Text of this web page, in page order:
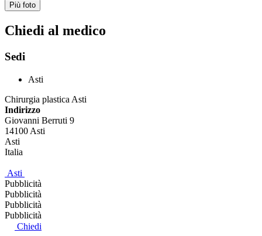
Più foto
Chiedi al medico
Sedi
Asti
Chirurgia plastica Asti
Indirizzo
Giovanni Berruti 9
14100 Asti
Asti
Italia
Asti
Pubblicità
Pubblicità
Pubblicità
Pubblicità
Chiedi